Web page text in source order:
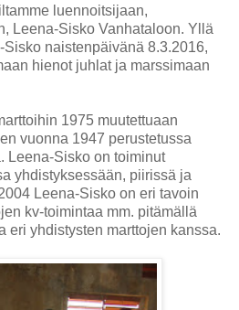
luennoitsijaan,
Leena-Sisko Vanhataloon. Yllä
naistenpäivänä 8.3.2016,
hienot juhlat ja marssimaan
1975 muutettuaan
vuonna 1947 perustetussa
Leena-Sisko on toiminut
yhdistyksessään, piirissä ja
Leena-Sisko on eri tavoin
kv-toimintaa mm. pitämällä
eri yhdistysten marttojen kanssa.